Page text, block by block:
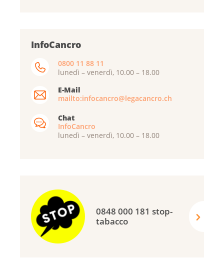
InfoCancro
0800 11 88 11
lunedì – venerdì, 10.00 – 18.00
E-Mail
mailto:infocancro@legacancro.ch
Chat
InfoCancro
lunedì – venerdì, 10.00 – 18.00
0848 000 181 stop-
tabacco